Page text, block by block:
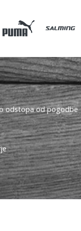
odstopa od pogodbe